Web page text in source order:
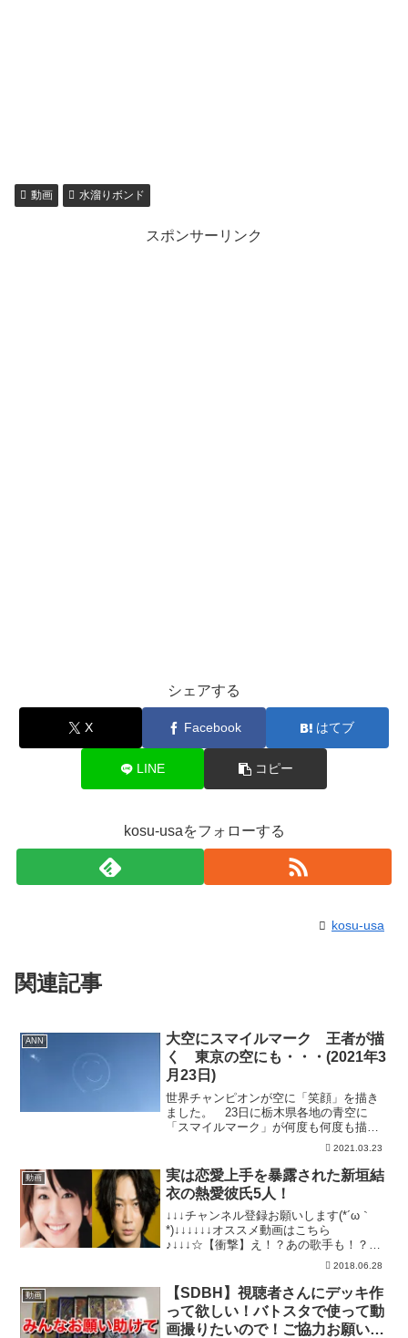
動画 水溜りボンド
スポンサーリンク
シェアする
X Facebook はてブ
LINE コピー
kosu-usaをフォローする
kosu-usa
関連記事
ANN
大空にスマイルマーク 王者が描
く 東京の空にも・・・(2021年3
月23日)
世界チャンピオンが空に「笑顔」を描き
ました。 23日に栃木県各地の青空に
「スマイルマーク」が何度も何度も描か
れました。 飛行機に乗っているのはエ
アレース世界チャンピオンの室屋義秀さ
んです。 「うつむきがちになる状況も
多いなか、ほんの数分でも...
2021.03.23
動画
実は恋愛上手を暴露された新垣結
衣の熱愛彼氏5人！
↓↓↓チャンネル登録お願いします(*´ω｀
*)↓↓↓↓↓↓オススメ動画はこちら
♪↓↓↓☆【衝撃】え！？あの歌手も！？A●
女優に転身した芸能人まとめ！☆ヤバイ
撃】ベッド写真が流出した芸能人まと
め！☆【衝撃】...
2018.06.28
動画
【SDBH】視聴者さんにデッキ作
って欲しい！バトスタで使って動
画撮りたいので！ご協力お願いし